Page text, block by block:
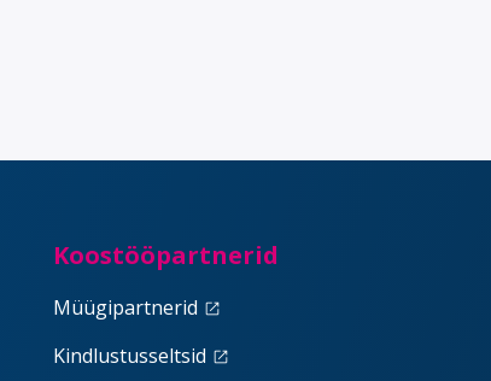
Koostööpartnerid
Müügipartnerid launch
Kindlustusseltsid launch